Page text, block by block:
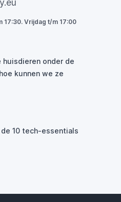
17:30. Vrijdag t/m 17:00
huisdieren onder de
kunnen we ze
10 tech-essentials